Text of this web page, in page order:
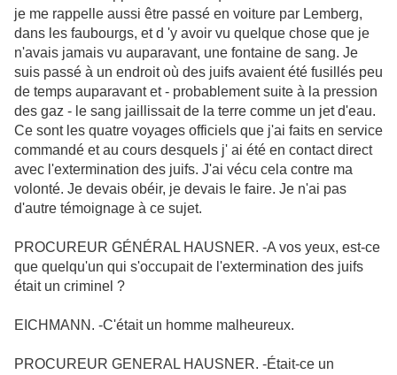
je me rappelle aussi être passé en voiture par Lemberg,
dans les faubourgs, et d 'y avoir vu quelque chose que je
n'avais jamais vu auparavant, une fontaine de sang. Je
suis passé à un endroit où des juifs avaient été fusillés peu
de temps auparavant et - probablement suite à la pression
des gaz - le sang jaillissait de la terre comme un jet d'eau.
Ce sont les quatre voyages officiels que j'ai faits en service
commandé et au cours desquels j' ai été en contact direct
avec l'extermination des juifs. J'ai vécu cela contre ma
volonté. Je devais obéir, je devais le faire. Je n'ai pas
d'autre témoignage à ce sujet.
PROCUREUR GÉNÉRAL HAUSNER. -A vos yeux, est-ce
que quelqu'un qui s'occupait de l'extermination des juifs
était un criminel ?
EICHMANN. -C'était un homme malheureux.
PROCUREUR GENERAL HAUSNER. -Était-ce un